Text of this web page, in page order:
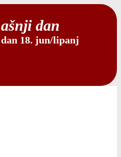
dan
dan 18. jun/lipanj